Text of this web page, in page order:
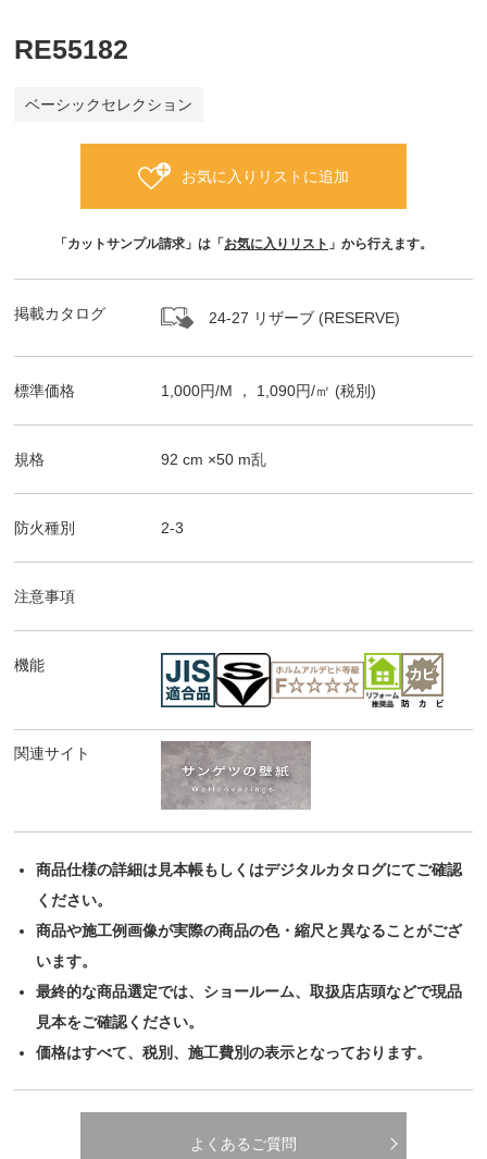
RE55182
ベーシックセレクション
お気に入りリストに追加
「カットサンプル請求」は「 お気に入りリスト 」から行えます。
掲載カタログ 24-27 リザーブ (RESERVE)
標準価格 1,000円/M ， 1,090円/㎡ (税別)
規格 92 cm ×50 m乱
防火種別 2-3
注意事項
機能
関連サイト
商品仕様の詳細は見本帳もしくはデジタルカタログにてご確認
ください。
商品や施工例画像が実際の商品の色・縮尺と異なることがござ
います。
最終的な商品選定では、ショールーム、取扱店店頭などで現品
見本をご確認ください。
価格はすべて、税別、施工費別の表示となっております。
よくあるご質問